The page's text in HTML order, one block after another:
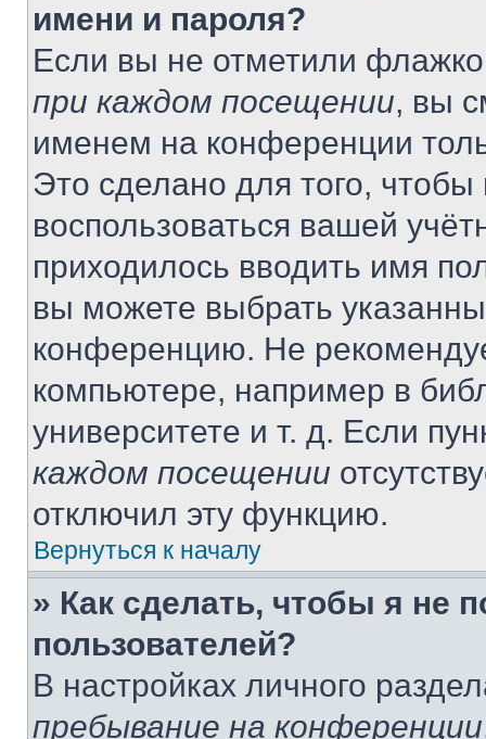
имени и пароля?
Если вы не отметили
при каждом посещении, вы
именем на конференции
Это сделано для того, чтобы
воспользоваться вашей
приходилось вводить имя
вы можете выбрать
конференцию. Не
компьютере, например в
университете и т. д. Если
каждом посещении
отключил эту функцию.
Вернуться к началу
» Как сделать, чтобы я не
пользователей?
В настройках личного
пребывание на конференции